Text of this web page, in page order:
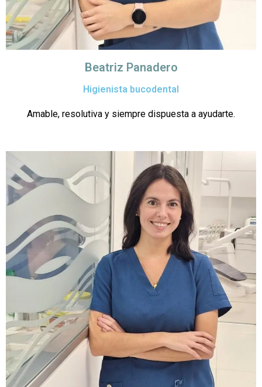
Beatriz Panadero
Higienista bucodental
Amable, resolutiva y siempre dispuesta a ayudarte.